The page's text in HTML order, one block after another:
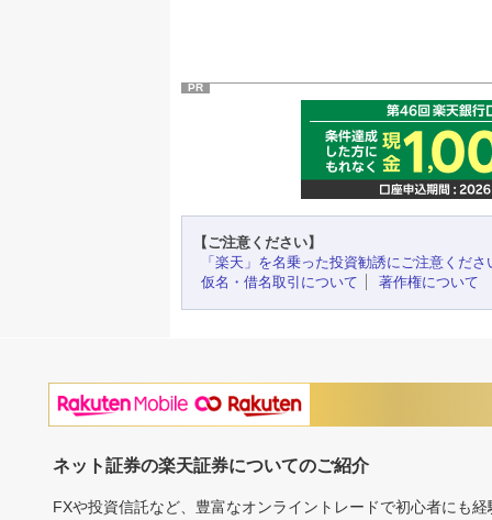
PR
【ご注意ください】
「楽天」を名乗った投資勧誘にご注意くださ
仮名・借名取引について
著作権について
ネット証券の楽天証券についてのご紹介
FXや投資信託など、豊富なオンライントレードで初心者にも